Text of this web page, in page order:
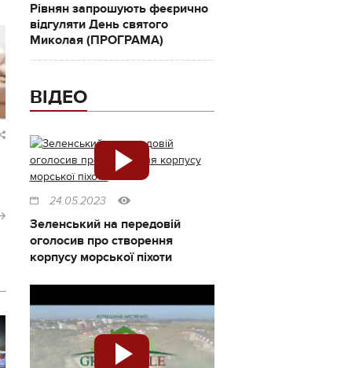
Рівнян запрошують феєрично
відгуляти День святого
Миколая (ПРОГРАМА)
ВІДЕО
24.05.2023
Зеленський на передовій
оголосив про створення
корпусу морської піхоти